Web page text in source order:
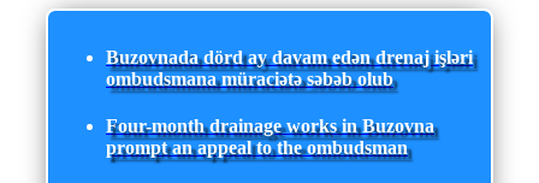
Buzovnada dörd ay davam edən drenaj işləri
ombudsmana müraciətə səbəb olub
Four-month drainage works in Buzovna
prompt an appeal to the ombudsman